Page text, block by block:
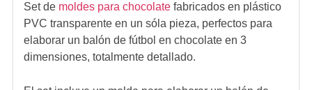
Set de moldes para chocolatefabricados en plástico
PVC transparente en un sóla pieza, perfectos para
elaborar un balón de fútbol en chocolate en 3
dimensiones, totalmente detallado.